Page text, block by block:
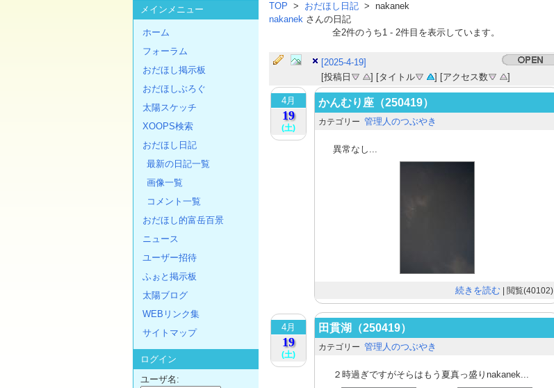
TOP > おだほし日記 > nakanek
nakanek さんの日記
全2件のうち1- 2件目を表示しています。
[2025-4-19]
[投稿日
] [タイトル ] [アクセス数 ]
4月
19
(土)
かんむり座（250419）
カテゴリー 管理人のつぶやき
異常なし...
続きを読む | 閲覧(40102)
4月
19
(土)
田貫湖（250419）
カテゴリー 管理人のつぶやき
２時過ぎですがそらはもう夏真っ盛りnakanek...
メインメニュー
ホーム
フォーラム
おだほし掲示板
おだほしぶろぐ
太陽スケッチ
XOOPS検索
おだほし日記
最新の日記一覧
画像一覧
コメント一覧
おだほし的富岳百景
ニュース
ユーザー招待
ふぉと掲示板
太陽ブログ
WEBリンク集
サイトマップ
ログイン
ユーザ名: